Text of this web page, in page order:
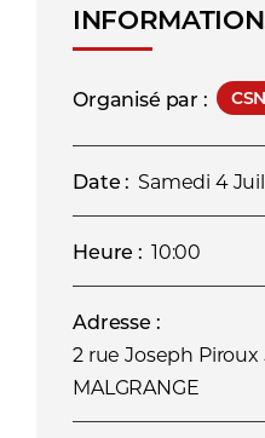
Organisé par :
Date : Samedi 4
Heure : 10:00
Adresse :
2 rue Joseph Piroux
MALGRANGE